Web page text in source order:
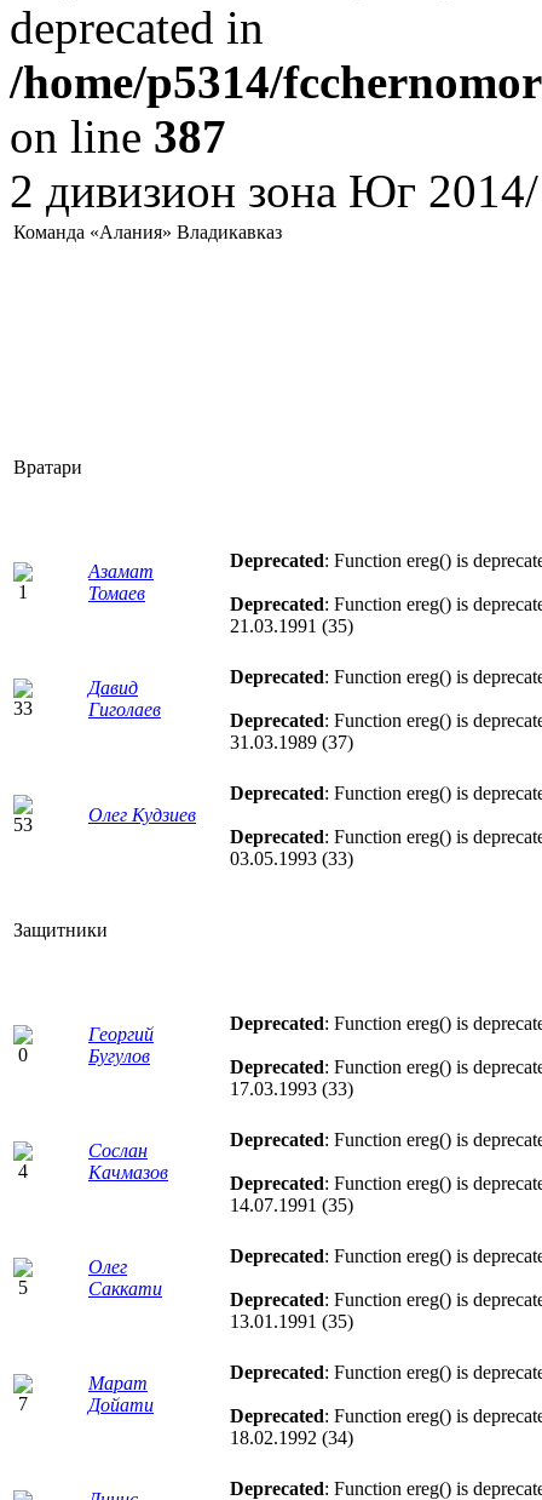
deprecated in
/home/p5314/
on line 387
2 дивизион зона Юг
Команда «Алания» Владикавказ
Вратари
Азамат
Томаев
Deprecated: Function ereg() is
Deprecated: Function ereg() is
21.03.1991 (35)
Давид
Гиголаев
Deprecated: Function ereg() is
Deprecated: Function ereg() is
31.03.1989 (37)
Олег Кудзиев
Deprecated: Function ereg() is
Deprecated: Function ereg() is
03.05.1993 (33)
Защитники
Георгий
Бугулов
Deprecated: Function ereg() is
Deprecated: Function ereg() is
17.03.1993 (33)
Сослан
Качмазов
Deprecated: Function ereg() is
Deprecated: Function ereg() is
14.07.1991 (35)
Олег
Саккати
Deprecated: Function ereg() is
Deprecated: Function ereg() is
13.01.1991 (35)
Марат
Дойати
Deprecated: Function ereg() is
Deprecated: Function ereg() is
18.02.1992 (34)
Deprecated: Function ereg() is